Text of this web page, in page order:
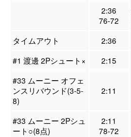
2:36
76-72
タイムアウト
2:36
#1 渡邊 2Pシュート×
2:15
#33 ムーニー オフェ
ンスリバウンド(3-5-
8)
2:11
#33 ムーニー 2Pシュ
ート○(8点)
2:11
78-72